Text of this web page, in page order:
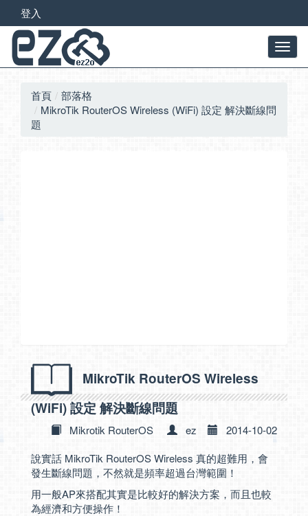
登入
首頁
部落格
MikroTik RouterOS Wireless (WiFi) 設定 解決斷線問
題
MikroTik RouterOS Wireless
(WiFi) 設定 解決斷線問題
Mikrotik RouterOS ez
2014-10-02
說實話 MikroTik RouterOS Wireless 真的超難用，會
發生斷線問題，不然就是頻率超過台灣範圍！
用一般AP來搭配其實是比較好的解決方案，而且也較
為經濟和方便操作！